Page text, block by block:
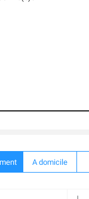
A domicile